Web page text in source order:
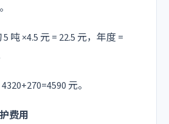
×4.5 元 = 22.5 元，年度 =
元。
费用